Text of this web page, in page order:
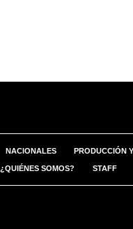
NACIONALES PRODUCCIÓN
¿QUIÉNES SOMOS? STAFF